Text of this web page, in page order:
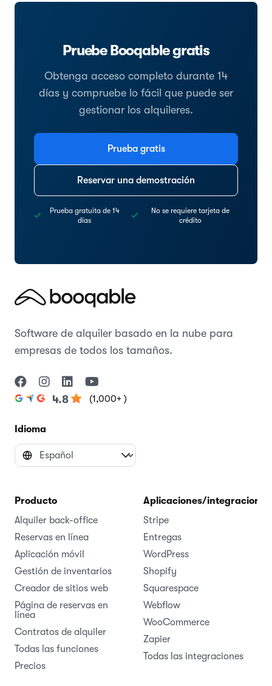
Pruebe Booqable gratis
Obtenga acceso completo durante 14
días y compruebe lo fácil que puede ser
gestionar los alquileres.
Prueba gratis
Reservar una demostración
Prueba gratuita de 14
días
No se requiere tarjeta de
crédito
Software de alquiler basado en la nube para
empresas de todos los tamaños.
4.8 (1,000+ )
Idioma
Producto
Alquiler back-office
Reservas en línea
Aplicación móvil
Gestión de inventarios
Creador de sitios web
Página de reservas en
línea
Contratos de alquiler
Todas las funciones
Precios
Aplicaciones/integraciones
Stripe
Entregas
WordPress
Shopify
Squarespace
Webflow
WooCommerce
Zapier
Todas las integraciones